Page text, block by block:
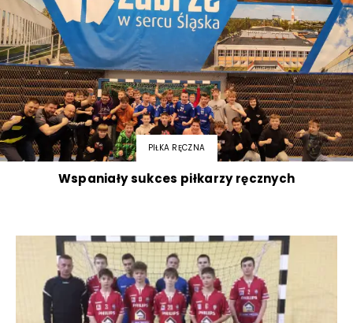
PIŁKA RĘCZNA
Wspaniały sukces piłkarzy ręcznych